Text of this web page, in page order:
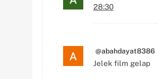
28:30
@abahdayat8386
Jelek film gelap